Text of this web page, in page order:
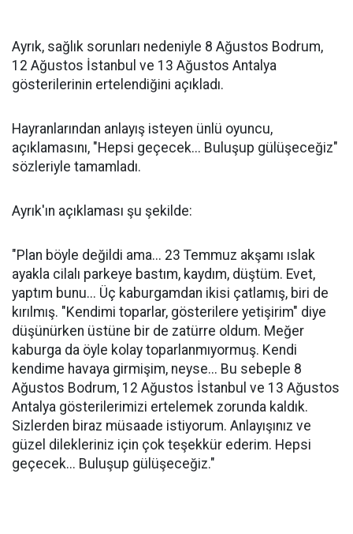
Ayrık, sağlık sorunları nedeniyle 8 Ağustos Bodrum,
12 Ağustos İstanbul ve 13 Ağustos Antalya
gösterilerinin ertelendiğini açıkladı.
Hayranlarından anlayış isteyen ünlü oyuncu,
açıklamasını, "Hepsi geçecek... Buluşup gülüşeceğiz"
sözleriyle tamamladı.
Ayrık'ın açıklaması şu şekilde:
"Plan böyle değildi ama... 23 Temmuz akşamı ıslak
ayakla cilalı parkeye bastım, kaydım, düştüm. Evet,
yaptım bunu... Üç kaburgamdan ikisi çatlamış, biri de
kırılmış. "Kendimi toparlar, gösterilere yetişirim" diye
düşünürken üstüne bir de zatürre oldum. Meğer
kaburga da öyle kolay toparlanmıyormuş. Kendi
kendime havaya girmişim, neyse... Bu sebeple 8
Ağustos Bodrum, 12 Ağustos İstanbul ve 13 Ağustos
Antalya gösterilerimizi ertelemek zorunda kaldık.
Sizlerden biraz müsaade istiyorum. Anlayışınız ve
güzel dilekleriniz için çok teşekkür ederim. Hepsi
geçecek... Buluşup gülüşeceğiz."